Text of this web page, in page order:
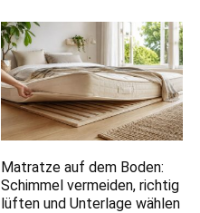
Matratze auf dem Boden:
Schimmel vermeiden, richtig
lüften und Unterlage wählen